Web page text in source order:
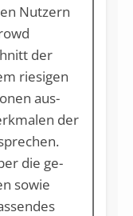
Nutzern
der
riesigen
aus­
der
die ge­
sowie